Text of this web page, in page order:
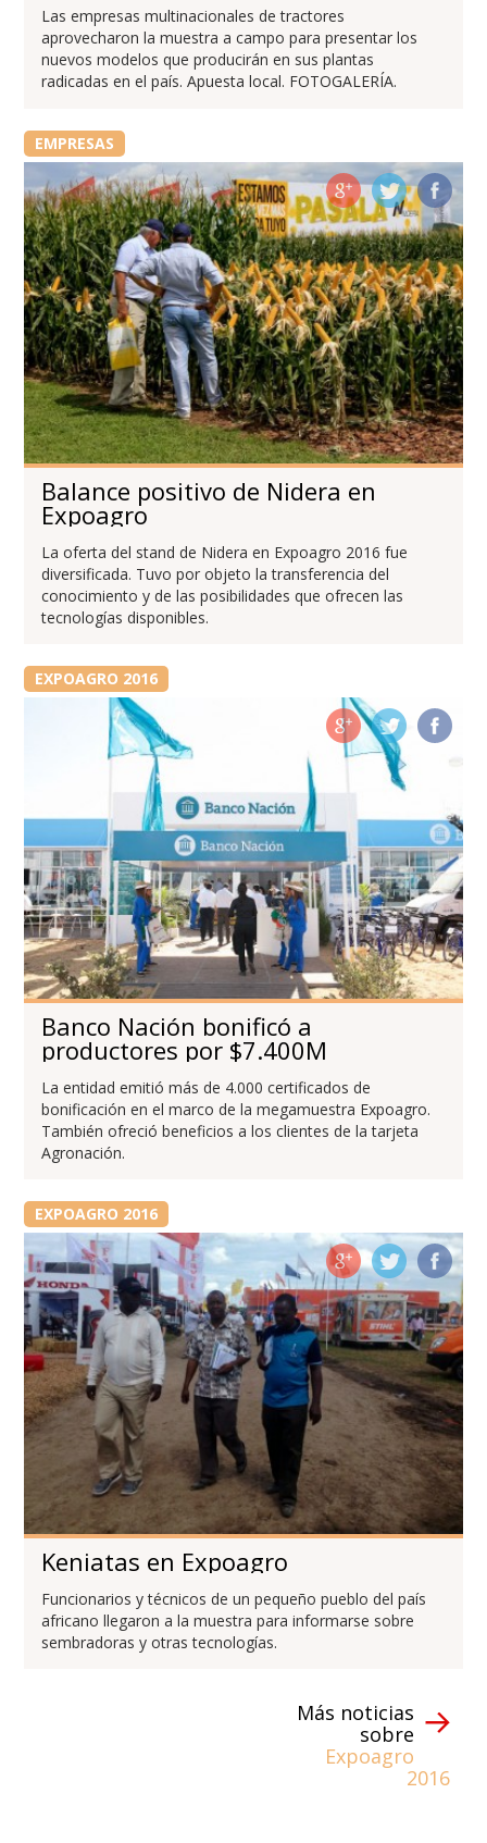
Las empresas multinacionales de tractores
aprovecharon la muestra a campo para presentar los
nuevos modelos que producirán en sus plantas
radicadas en el país. Apuesta local. FOTOGALERÍA.
EMPRESAS
Balance positivo de Nidera en
Expoagro
La oferta del stand de Nidera en Expoagro 2016 fue
diversificada. Tuvo por objeto la transferencia del
conocimiento y de las posibilidades que ofrecen las
tecnologías disponibles.
EXPOAGRO 2016
Banco Nación bonificó a
productores por $7.400M
La entidad emitió más de 4.000 certificados de
bonificación en el marco de la megamuestra Expoagro.
También ofreció beneficios a los clientes de la tarjeta
Agronación.
EXPOAGRO 2016
Keniatas en Expoagro
Funcionarios y técnicos de un pequeño pueblo del país
africano llegaron a la muestra para informarse sobre
sembradoras y otras tecnologías.
Más noticias
sobre
Expoagro
2016